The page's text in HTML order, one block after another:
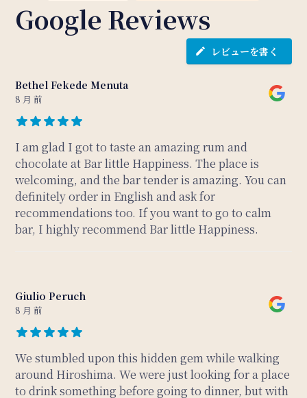
Google Reviews
レビューを書く
Bethel Fekede Menuta
8 月 前
I am glad I got to taste an amazing rum and
chocolate at Bar little Happiness. The place is
welcoming, and the bar tender is amazing. You can
definitely order in English and ask for
recommendations too. If you want to go to calm
bar, I highly recommend Bar little Happiness.
Giulio Peruch
8 月 前
We stumbled upon this hidden gem while walking
around Hiroshima. We were just looking for a place
to drink something before going to dinner, but with